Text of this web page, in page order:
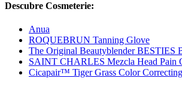
Descubre Cosmeterie:
Anua
ROQUEBRUN Tanning Glove
The Original Beautyblender BESTIES
SAINT CHARLES Mezcla Head Pain
Cicapair™ Tiger Grass Color